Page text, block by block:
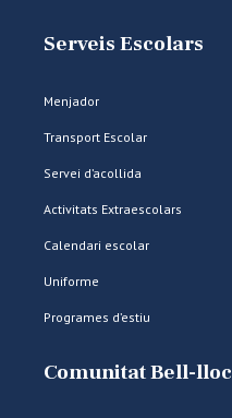
Serveis Escolars
Menjador
Transport Escolar
Servei d’acollida
Activitats Extraescolars
Calendari escolar
Uniforme
Programes d’estiu
Comunitat Bell-lloc